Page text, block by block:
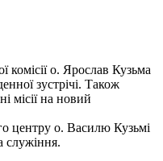
комісії о. Ярослав Кузьма
зустрічі. Також
місії на новий
центру о. Василю Кузьмі
служіння.